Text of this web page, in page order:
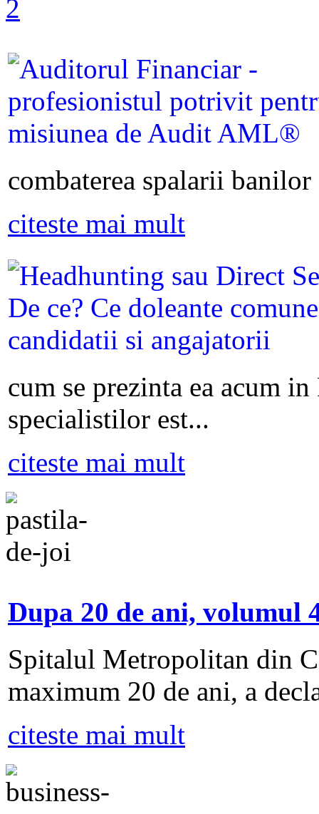
combaterea spalarii
citeste mai mult
cum se prezinta ea acum
specialistilor est...
citeste mai mult
Dupa 20 de ani, volumul
Spitalul Metropolitan din
maximum 20 de ani, a
citeste mai mult